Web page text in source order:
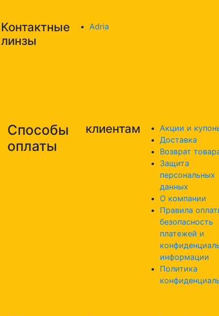
Контактные
линзы
Adria
Способы
оплаты
клиентам
Акции и
Доставка
Возврат
Защита
персональных
данных
О компании
Правила
безопасность
платежей и
информации
Политика